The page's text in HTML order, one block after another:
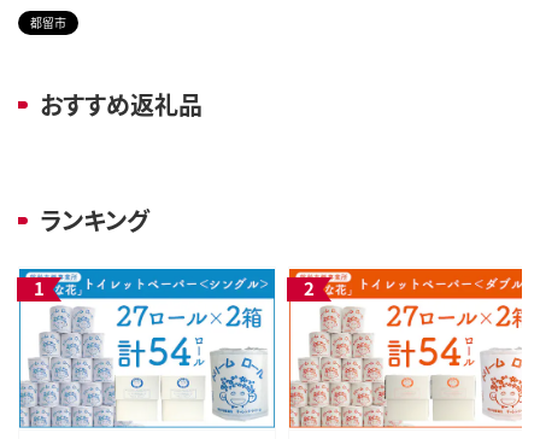
都留市
おすすめ返礼品
ランキング